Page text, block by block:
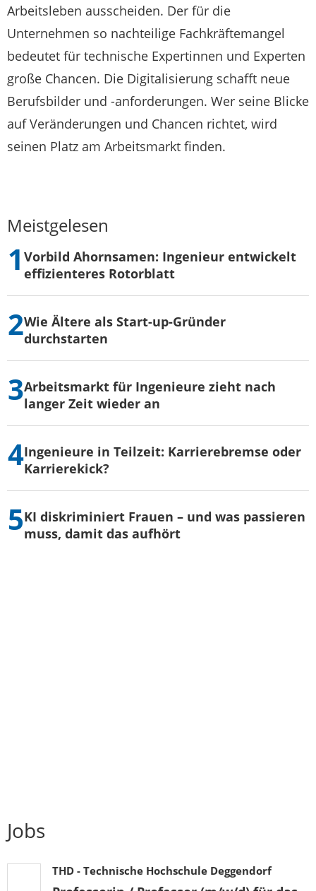
Arbeitsleben ausscheiden. Der für die
Unternehmen so nachteilige Fachkräftemangel
bedeutet für technische Expertinnen und Experten
große Chancen. Die Digitalisierung schafft neue
Berufsbilder und -anforderungen. Wer seine Blicke
auf Veränderungen und Chancen richtet, wird
seinen Platz am Arbeitsmarkt finden.
Meistgelesen
Vorbild Ahornsamen: Ingenieur entwickelt
effizienteres Rotorblatt
Wie Ältere als Start-up-Gründer
durchstarten
Arbeitsmarkt für Ingenieure zieht nach
langer Zeit wieder an
Ingenieure in Teilzeit: Karrierebremse oder
Karrierekick?
KI diskriminiert Frauen – und was passieren
muss, damit das aufhört
Jobs
THD - Technische Hochschule Deggendorf